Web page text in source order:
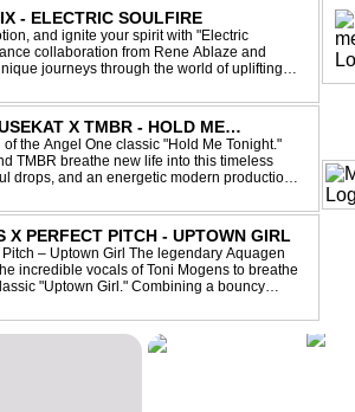
- ELECTRIC SOULFIRE
and ignite your spirit with "Electric
collaboration from Rene Ablaze and
journeys through the world of uplifting
X TMBR - HOLD ME
the Angel One classic "Hold Me Tonight."
TMBR breathe new life into this timeless
drops, and an energetic modern production.
X PERFECT PITCH - UPTOWN GIRL
– Uptown Girl The legendary Aquagen
incredible vocals of Toni Mogens to breathe
"Uptown Girl." Combining a bouncy